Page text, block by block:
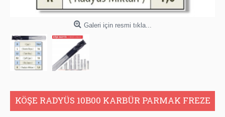
Galeri için resmi tıkla...
KÖŞE RADYÜS 10B00 KARBÜR PARMAK FREZE